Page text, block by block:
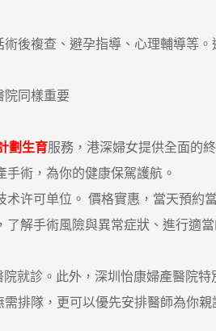
複查、避孕指導、心理輔導等。
同樣重要
劃生育服務，港深婦女提供全面的
術，為你的健康保駕護航。
许可单位。 價格實惠，當天預約當
手術風險與異常症狀、進行適
就診。此外，深圳怡康婦產醫院特
排隊，更可以優先安排醫師為你